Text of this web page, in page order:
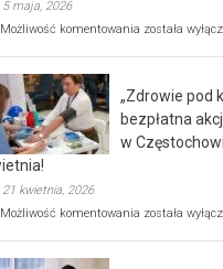
5 maja, 2026
Możliwość komentowania Rusza
rehabilitacji
dla
seniorów!
została
„Zdrowie pod
bezpłatna
w
21 kwietnia, 2026
Możliwość komentowania „Zdrowie
została